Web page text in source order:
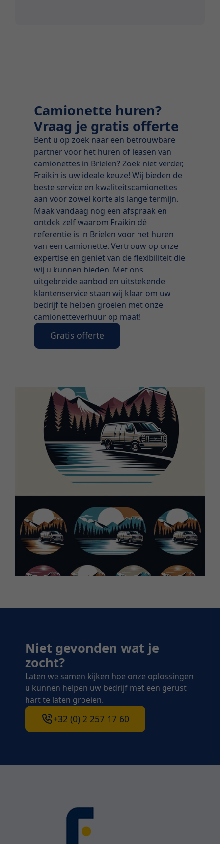
Camionette huren?
Vraag je gratis offerte
Bent u op zoek naar een betrouwbare
partner voor het huren of leasen van
camionettes in Brielen? Zoek niet verder,
Fraikin is uw ideale keuze! Wij bieden de
beste service en kwaliteitscamionettes
aan voor zowel korte als lange termijn.
Maak vandaag nog een afspraak en
ontdek zelf waarom Fraikin dé
referentie is in Brielen voor het huren
van een camionette. Vertrouw op onze
expertise en geniet van de flexibiliteit die
wij u kunnen bieden. Met ons
uitgebreide aanbod en uitstekende
klantenservice staan wij klaar om uw
bedrijf te helpen groeien met onze
camionetteverhuur op maat!
Gratis offerte
Niet gevonden wat je
zocht?
Laten we samen kijken hoe onze oplossingen
u kunnen helpen uw bedrijf met een gerust
hart te laten groeien.
+32 (0) 2 257 17 60